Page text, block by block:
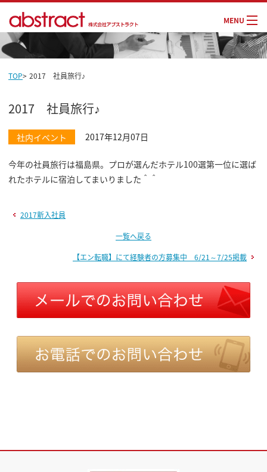
MENU
TOP> 2017 社員旅行♪
2017 社員旅行♪
社内イベント 2017年12月07日
今年の社員旅行は福島県。プロが選んだホテル100選第一位に選ば
れたホテルに宿泊してまいりました＾＾
2017新入社員
一覧へ戻る
【エン転職】にて経験者の方募集中 6/21～7/25掲載